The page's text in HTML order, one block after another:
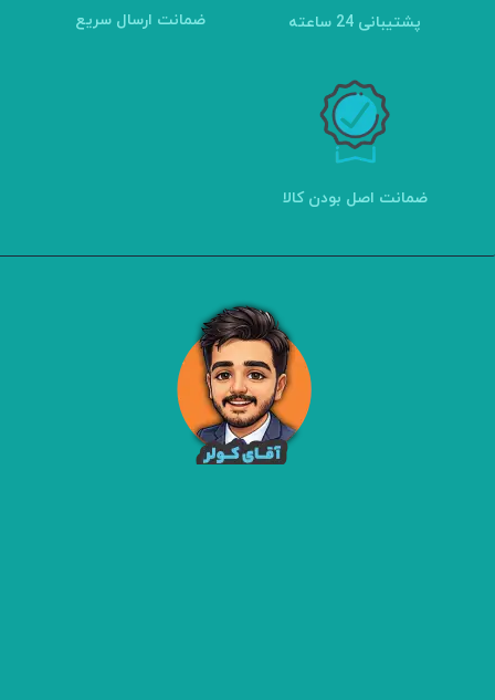
پشتیبانی 24 ساعته ضمانت ارسال سریع
ضمانت اصل بودن کالا